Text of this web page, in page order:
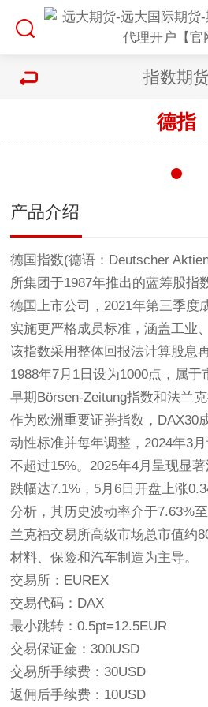
指数期
德指
产品介绍
德国指数(德语：Deutscher
所集团于1987年推出的蓝筹股指
德国上市公司，2021年第三季度
实施更严格成员标准，涵盖工业
该指数采用整体回报法计算股息
1988年7月1日设为1000点，属
早期Börsen-Zeitung指数和法兰克
作为欧洲重要证券指数，DAX30
动性标准并每年调整，2024年3
不超过15%。2025年4月呈现显
跌幅达7.1%，5月6日开盘上涨
分析，其历史波动率介于7.63%
兰克福交易所高级市场总市值约
材料、保险和汽车制造为主导。
交易所：EUREX
交易代码：DAX
最小跳转：0.5pt=12.5EUR
交易保证金：300USD
交易所手续费：30USD
返佣后手续费：10USD